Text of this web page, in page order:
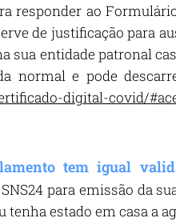
responder ao
de justificação para
sua entidade patronal
normal e pode
digital-covid/
tem igual
para emissão da
tenha estado em casa a